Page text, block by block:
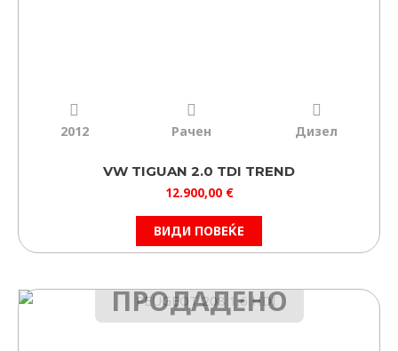
2012 Рачен Дизел
VW TIGUAN 2.0 TDI TREND
12.900,00 €
ВИДИ ПОВЕЌЕ
ПРОДАДЕНО